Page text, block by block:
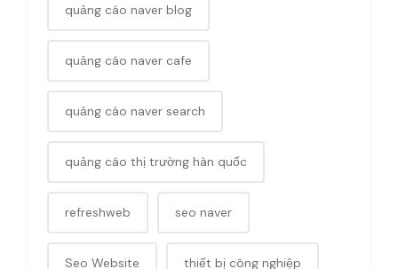
quảng cáo naver blog
quảng cáo naver cafe
quảng cáo naver search
quảng cáo thị trường hàn quốc
refreshweb seo naver
Seo Website thiết bị công nghiệp